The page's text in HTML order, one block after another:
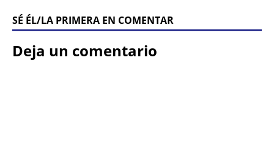
SÉ ÉL/LA PRIMERA EN COMENTAR
Deja un comentario